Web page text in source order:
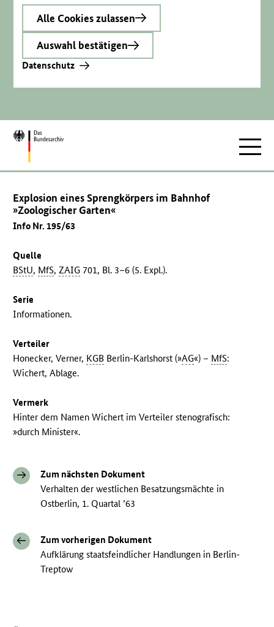
Alle Cookies zulassen
Auswahl bestätigen
Datenschutz
Zur
Explosion eines Sprengkörpers im Bahnhof
»Zoologischer Garten«
Info Nr. 195/63
Quelle
BStU, MfS,ZAIG 701, Bl. 3–6 (5. Expl.).
Serie
Informationen.
Verteiler
Honecker, Verner, KGB Berlin-Karlshorst (»AG«) – MfS:
Wichert, Ablage.
Vermerk
Hinter dem Namen Wichert im Verteiler stenografisch:
»durch Minister«.
Zum nächsten Dokument
Verhalten der westlichen Besatzungsmächte in
Ostberlin, 1. Quartal ’63
Zum vorherigen Dokument
Aufklärung staatsfeindlicher Handlungen in Berlin-
Treptow